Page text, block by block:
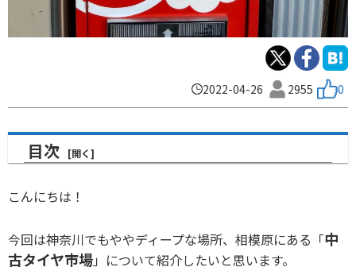
2022-04-26 2955 0
目次
こんにちは！
今回は神奈川でもややディープな場所、相模原にある「中
古タイヤ市場」について紹介したいと思います。